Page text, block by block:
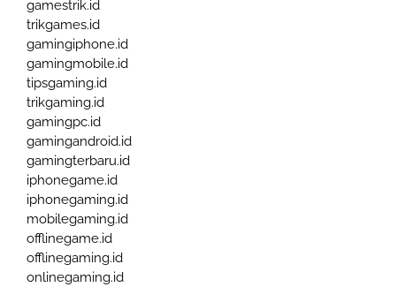
gamestrik.id
trikgames.id
gamingiphone.id
gamingmobile.id
tipsgaming.id
trikgaming.id
gamingpc.id
gamingandroid.id
gamingterbaru.id
iphonegame.id
iphonegaming.id
mobilegaming.id
offlinegame.id
offlinegaming.id
onlinegaming.id